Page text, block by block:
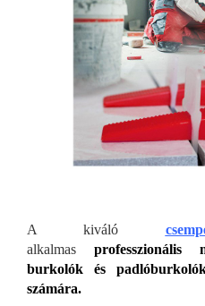
A kiváló
alkalmas professzionális
burkolók és
számára.